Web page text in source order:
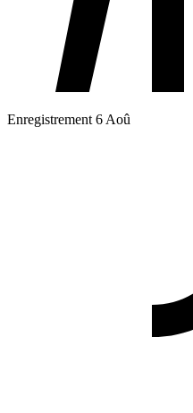
Enregistrement 6 Aoû